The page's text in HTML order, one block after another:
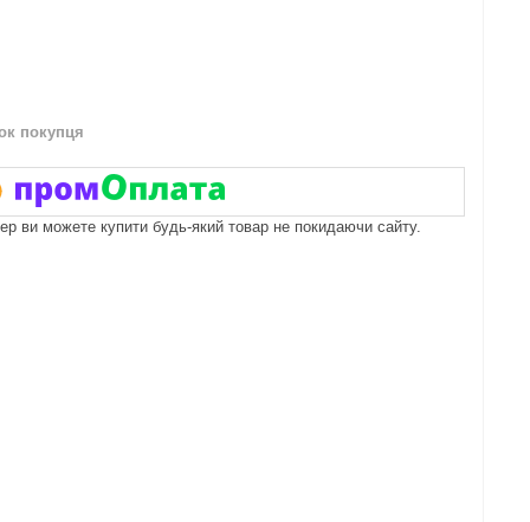
покупця
ви можете купити будь-який товар не покидаючи сайту.